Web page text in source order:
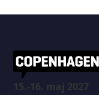
15.-16. maj 2027